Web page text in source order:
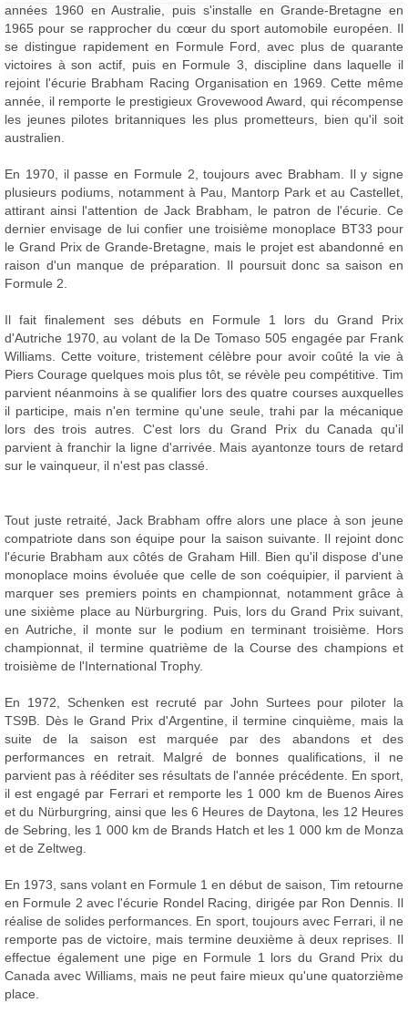
années 1960 en Australie, puis s'installe en Grande-Bretagne en
1965 pour se rapprocher du cœur du sport automobile européen. Il
se distingue rapidement en Formule Ford, avec plus de quarante
victoires à son actif, puis en Formule 3, discipline dans laquelle il
rejoint l'écurie Brabham Racing Organisation en 1969. Cette même
année, il remporte le prestigieux Grovewood Award, qui récompense
les jeunes pilotes britanniques les plus prometteurs, bien qu'il soit
australien.
En 1970, il passe en Formule 2, toujours avec Brabham. Il y signe
plusieurs podiums, notamment à Pau, Mantorp Park et au Castellet,
attirant ainsi l'attention de Jack Brabham, le patron de l'écurie. Ce
dernier envisage de lui confier une troisième monoplace BT33 pour
le Grand Prix de Grande-Bretagne, mais le projet est abandonné en
raison d'un manque de préparation. Il poursuit donc sa saison en
Formule 2.
Il fait finalement ses débuts en Formule 1 lors du Grand Prix
d'Autriche 1970, au volant de la De Tomaso 505 engagée par Frank
Williams. Cette voiture, tristement célèbre pour avoir coûté la vie à
Piers Courage quelques mois plus tôt, se révèle peu compétitive. Tim
parvient néanmoins à se qualifier lors des quatre courses auxquelles
il participe, mais n'en termine qu'une seule, trahi par la mécanique
lors des trois autres. C'est lors du Grand Prix du Canada qu'il
parvient à franchir la ligne d'arrivée. Mais ayantonze tours de retard
sur le vainqueur, il n'est pas classé.
Tout juste retraité, Jack Brabham offre alors une place à son jeune
compatriote dans son équipe pour la saison suivante. Il rejoint donc
l'écurie Brabham aux côtés de Graham Hill. Bien qu'il dispose d'une
monoplace moins évoluée que celle de son coéquipier, il parvient à
marquer ses premiers points en championnat, notamment grâce à
une sixième place au Nürburgring. Puis, lors du Grand Prix suivant,
en Autriche, il monte sur le podium en terminant troisième. Hors
championnat, il termine quatrième de la Course des champions et
troisième de l'International Trophy.
En 1972, Schenken est recruté par John Surtees pour piloter la
TS9B. Dès le Grand Prix d'Argentine, il termine cinquième, mais la
suite de la saison est marquée par des abandons et des
performances en retrait. Malgré de bonnes qualifications, il ne
parvient pas à rééditer ses résultats de l'année précédente. En sport,
il est engagé par Ferrari et remporte les 1 000 km de Buenos Aires
et du Nürburgring, ainsi que les 6 Heures de Daytona, les 12 Heures
de Sebring, les 1 000 km de Brands Hatch et les 1 000 km de Monza
et de Zeltweg.
En 1973, sans volant en Formule 1 en début de saison, Tim retourne
en Formule 2 avec l'écurie Rondel Racing, dirigée par Ron Dennis. Il
réalise de solides performances. En sport, toujours avec Ferrari, il ne
remporte pas de victoire, mais termine deuxième à deux reprises. Il
effectue également une pige en Formule 1 lors du Grand Prix du
Canada avec Williams, mais ne peut faire mieux qu'une quatorzième
place.